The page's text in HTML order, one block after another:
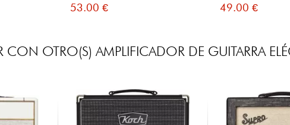
53.00 € 49.00 €
CON OTRO(S) AMPLIFICADOR DE GUITARRA